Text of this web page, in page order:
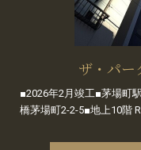
ザ・パー
■2026年2月竣工■茅場町
橋茅場町2-2-5■地上10階